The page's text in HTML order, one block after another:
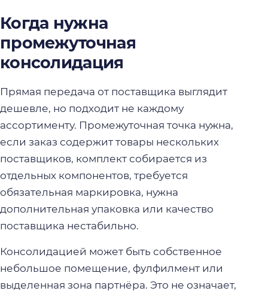
Когда нужна
промежуточная
консолидация
Прямая передача от поставщика выглядит
дешевле, но подходит не каждому
ассортименту. Промежуточная точка нужна,
если заказ содержит товары нескольких
поставщиков, комплект собирается из
отдельных компонентов, требуется
обязательная маркировка, нужна
дополнительная упаковка или качество
поставщика нестабильно.
Консолидацией может быть собственное
небольшое помещение, фулфилмент или
выделенная зона партнёра. Это не означает,